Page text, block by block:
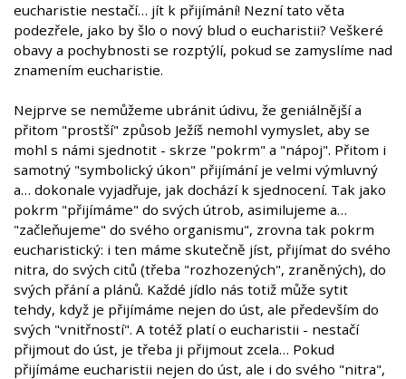
eucharistie nestačí… jít k přijímání! Nezní tato věta
podezřele, jako by šlo o nový blud o eucharistii? Veškeré
obavy a pochybnosti se rozptýlí, pokud se zamyslíme nad
znamením eucharistie.
Nejprve se nemůžeme ubránit údivu, že geniálnější a
přitom "prostší" způsob Ježíš nemohl vymyslet, aby se
mohl s námi sjednotit - skrze "pokrm" a "nápoj". Přitom i
samotný "symbolický úkon" přijímání je velmi výmluvný
a… dokonale vyjadřuje, jak dochází k sjednocení. Tak jako
pokrm "přijímáme" do svých útrob, asimilujeme a…
"začleňujeme" do svého organismu", zrovna tak pokrm
eucharistický: i ten máme skutečně jíst, přijímat do svého
nitra, do svých citů (třeba "rozhozených", zraněných), do
svých přání a plánů. Každé jídlo nás totiž může sytit
tehdy, když je přijímáme nejen do úst, ale především do
svých "vnitřností". A totéž platí o eucharistii - nestačí
přijmout do úst, je třeba ji přijmout zcela… Pokud
přijímáme eucharistii nejen do úst, ale i do svého "nitra",